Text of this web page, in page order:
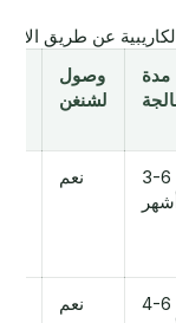
عن طريق
مدة
وصول
لشنغن
3-6
نعم
4-6
نعم